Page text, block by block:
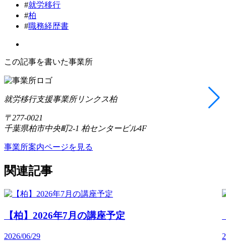
#就労移行
#柏
#職務経歴書
この記事を書いた事業所
就労移行支援事業所リンクス柏
〒277-0021
千葉県柏市中央町2-1 柏センタービル4F
事業所案内ページを見る
関連記事
【柏】2026年7月の講座予定
2026/06/29